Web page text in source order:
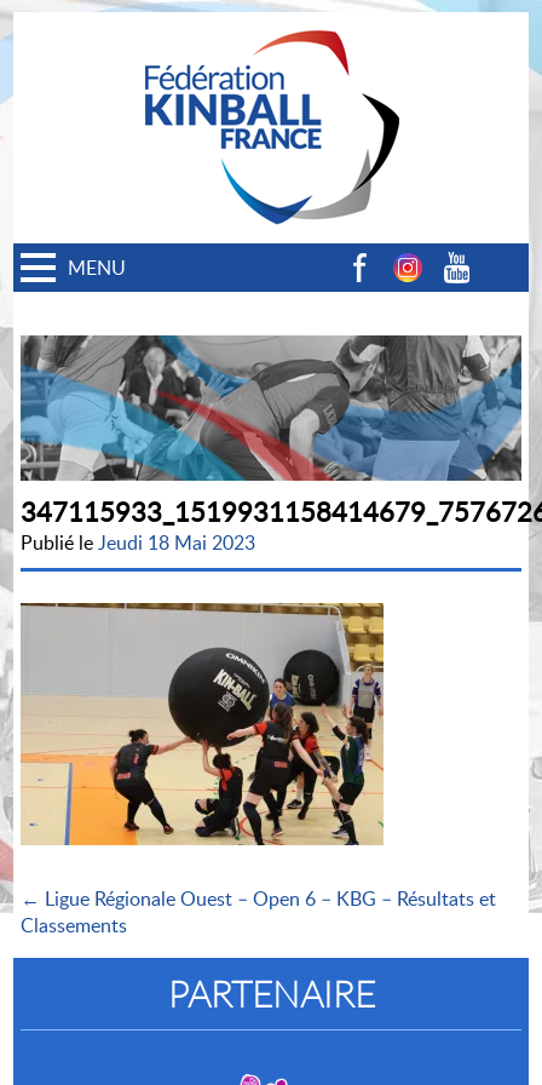
MENU
Publié leJeudi 18 Mai 2023
← Ligue Régionale Ouest – Open 6 – KBG – Résultats et
Classements
PARTENAIRE